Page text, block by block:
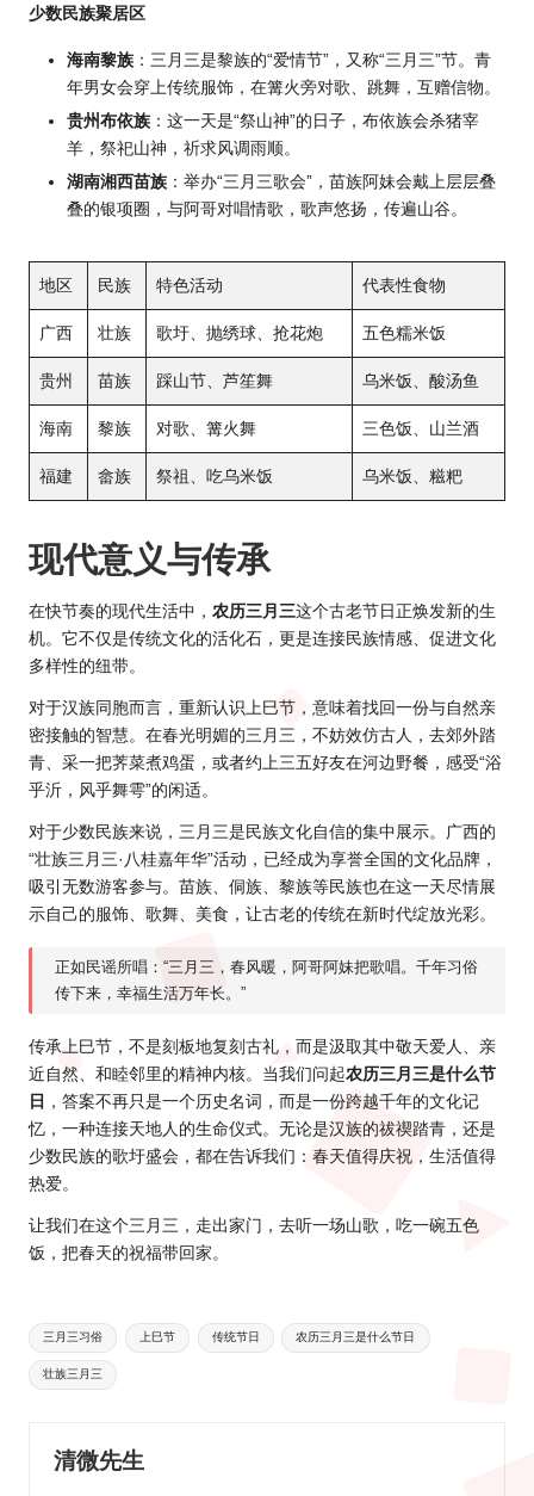
少数民族聚居区
海南黎族 ：三月三是黎族的“爱情节”，又称“三月三”节。青
年男女会穿上传统服饰，在篝火旁对歌、跳舞，互赠信物。
贵州布依族 ：这一天是“祭山神”的日子，布依族会杀猪宰
羊，祭祀山神，祈求风调雨顺。
湖南湘西苗族 ：举办“三月三歌会”，苗族阿妹会戴上层层叠
叠的银项圈，与阿哥对唱情歌，歌声悠扬，传遍山谷。
地区 民族 特色活动 代表性食物
广西 壮族 歌圩、抛绣球、抢花炮 五色糯米饭
贵州 苗族 踩山节、芦笙舞 乌米饭、酸汤鱼
海南 黎族 对歌、篝火舞 三色饭、山兰酒
福建 畲族 祭祖、吃乌米饭 乌米饭、糍粑
现代意义与传承
在快节奏的现代生活中， 农历三月三这个古老节日正焕发新的生
机。它不仅是传统文化的活化石，更是连接民族情感、促进文化
多样性的纽带。
对于汉族同胞而言，重新认识上巳节，意味着找回一份与自然亲
密接触的智慧。在春光明媚的三月三，不妨效仿古人，去郊外踏
青、采一把荠菜煮鸡蛋，或者约上三五好友在河边野餐，感受“浴
乎沂，风乎舞雩”的闲适。
对于少数民族来说，三月三是民族文化自信的集中展示。广西的
“壮族三月三·八桂嘉年华”活动，已经成为享誉全国的文化品牌，
吸引无数游客参与。苗族、侗族、黎族等民族也在这一天尽情展
示自己的服饰、歌舞、美食，让古老的传统在新时代绽放光彩。
正如民谣所唱：“三月三，春风暖，阿哥阿妹把歌唱。千年习俗
传下来，幸福生活万年长。”
传承上巳节，不是刻板地复刻古礼，而是汲取其中敬天爱人、亲
近自然、和睦邻里的精神内核。当我们问起农历三月三是什么节
日 ，答案不再只是一个历史名词，而是一份跨越千年的文化记
忆，一种连接天地人的生命仪式。无论是汉族的祓禊踏青，还是
少数民族的歌圩盛会，都在告诉我们：春天值得庆祝，生活值得
热爱。
让我们在这个三月三，走出家门，去听一场山歌，吃一碗五色
饭，把春天的祝福带回家。
Tags:
三月三习俗 上巳节 传统节日 农历三月三是什么节日
壮族三月三
清微先生